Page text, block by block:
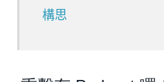
構思